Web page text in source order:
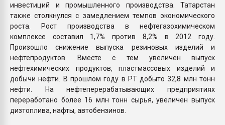
инвестиций и промышленного производства. Татарстан
также столкнулся с замедлением темпов экономического
роста. Рост производства в нефтегазохимическом
комплексе составил 1,7% против 8,2% в 2012 году.
Произошло снижение выпуска резиновых изделий и
нефтепродуктов. Вместе с тем увеличен выпуск
нефтехимических продуктов, пластмассовых изделий и
добычи нефти. В прошлом году в РТ добыто 32,8 млн тонн
нефти. На нефтеперерабатывающих предприятиях
переработано более 16 млн тонн сырья, увеличен выпуск
дизтоплива, нафты, автобензинов.